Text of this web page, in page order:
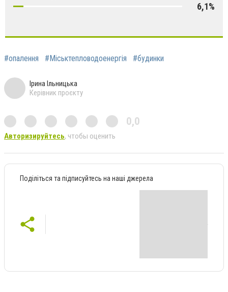
6,1%
#опалення #Міськтепловодоенергія #будинки
Ірина Ільницька
Керівник проєкту
0,0
Авторизируйтесь, чтобы оценить
Поділіться та підписуйтесь на наші джерела